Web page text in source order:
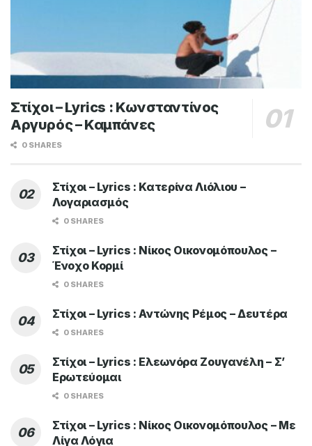
Στίχοι – Lyrics : Κωνσταντίνος
Αργυρός – Καμπάνες
0 SHARES
Στίχοι – Lyrics : Κατερίνα Λιόλιου –
Λογαριασμός
0 SHARES
Στίχοι – Lyrics : Νίκος Οικονομόπουλος –
Ένοχο Κορμί
0 SHARES
Στίχοι – Lyrics : Αντώνης Ρέμος – Δευτέρα
0 SHARES
Στίχοι – Lyrics : Ελεωνόρα Ζουγανέλη – Σ’
Ερωτεύομαι
0 SHARES
Στίχοι – Lyrics : Νίκος Οικονομόπουλος – Με
Λίγα Λόγια